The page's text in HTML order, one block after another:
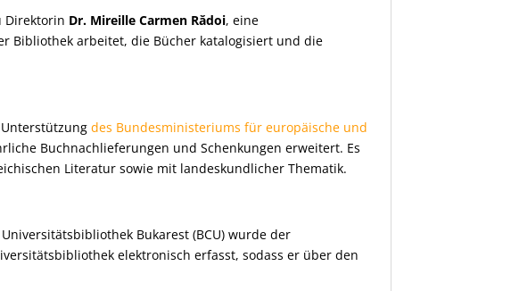
Direktorin Dr. Mireille Carmen Rădoi, eine
Bibliothek arbeitet, die Bücher katalogisiert und die
Unterstützungdes Bundesministeriums für europäische und
Buchnachlieferungen und Schenkungen erweitert. Es
Literatur sowie mit landeskundlicher Thematik.
Bukarest (BCU) wurde der
elektronisch erfasst, sodass er über den